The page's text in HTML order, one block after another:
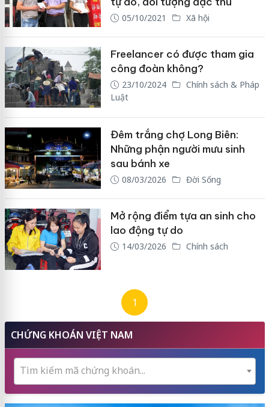
05/10/2021 Xã hội
Freelancer có được tham gia
công đoàn không?
23/10/2024
Chính sách & Pháp
Luật
Đêm trắng chợ Long Biên:
Những phận người mưu sinh
sau bánh xe
08/03/2026 Đời Sống
Mở rộng điểm tựa an sinh cho
lao động tự do
14/03/2026 Chính sách
1
CHỨNG KHOÁN VIỆT NAM
Tìm kiếm mã chứng khoán...